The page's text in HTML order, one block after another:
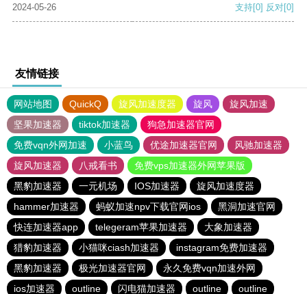
2024-05-26
支持[0] 反对[0]
友情链接
网站地图 QuickQ 旋风加速度器 旋风
旋风加速
坚果加速器
tiktok加速器
狗急加速器官网
免费vqn外网加速
小蓝鸟 优途加速器官网
风驰加速器
旋风加速器
八戒看书
免费vps加速器外网苹果版
黑豹加速器
一元机场 IOS加速器
旋风加速度器
hammer加速器
蚂蚁加速npv下载官网ios
黑洞加速官网
快连加速器app
telegeram苹果加速器
大象加速器
猎豹加速器
小猫咪ciash加速器
instagram免费加速器
黑豹加速器
极光加速器官网
永久免费vqn加速外网
ios加速器
outline 闪电猫加速器 outline outline